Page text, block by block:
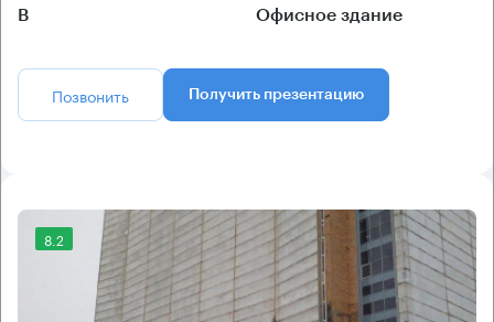
B Офисное здание
Позвонить Получить презентацию
8.2